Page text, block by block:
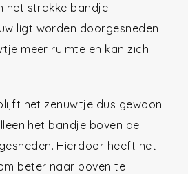
het strakke bandje
ligt worden doorgesneden.
meer ruimte en kan zich
het zenuwtje dus gewoon
het bandje boven de
Hierdoor heeft het
beter naar boven te